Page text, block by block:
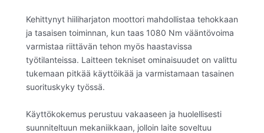
Kehittynyt hiiliharjaton moottori mahdollistaa tehokkaan
ja tasaisen toiminnan, kun taas 1080 Nm vääntövoima
varmistaa riittävän tehon myös haastavissa
työtilanteissa. Laitteen tekniset ominaisuudet on valittu
tukemaan pitkää käyttöikää ja varmistamaan tasainen
suorituskyky työssä.
Käyttökokemus perustuu vakaaseen ja huolellisesti
suunniteltuun mekaniikkaan, jolloin laite soveltuu